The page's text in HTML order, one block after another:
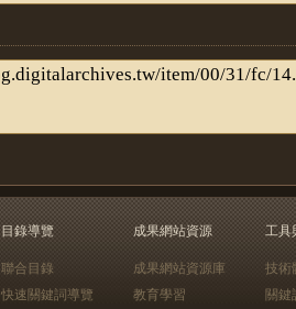
目錄導覽
聯合目錄
快速關鍵詞導覽
成果網站資源
成果網站資源庫
教育學習
工具
技術
關鍵